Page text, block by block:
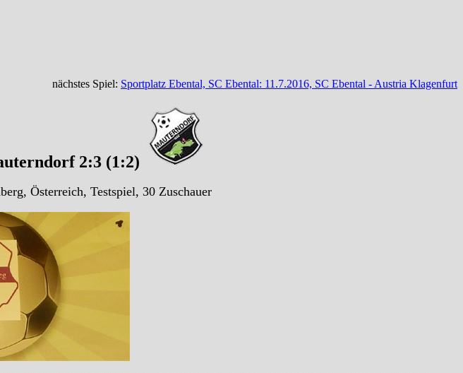
nächstes Spiel: Sportplatz Ebental, SC Ebental: 11.7.2016, SC Ebental - Austria Klagenfurt
2:3 (1:2)
Österreich, Testspiel, 30 Zuschauer